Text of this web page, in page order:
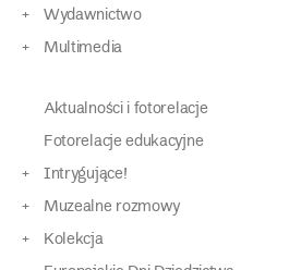
Wydawnictwo
Multimedia
Aktualności i fotorelacje
Fotorelacje edukacyjne
Intrygujące!
Muzealne rozmowy
Kolekcja